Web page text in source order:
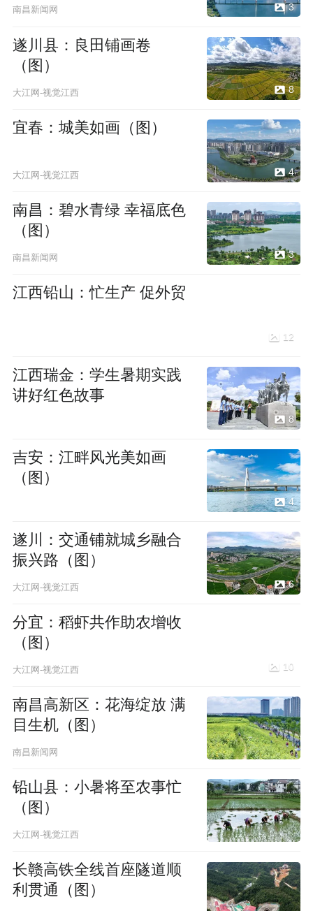
南昌新闻网 3
遂川县：良田铺画卷
（图）
大江网-视觉江西 8
宜春：城美如画（图）
大江网-视觉江西 4
南昌：碧水青绿 幸福底色
（图）
南昌新闻网 3
江西铅山：忙生产 促外贸
12
江西瑞金：学生暑期实践
讲好红色故事
8
吉安：江畔风光美如画
（图）
4
遂川：交通铺就城乡融合
振兴路（图）
大江网-视觉江西 6
分宜：稻虾共作助农增收
（图）
大江网-视觉江西 10
南昌高新区：花海绽放 满
目生机（图）
南昌新闻网 3
铅山县：小暑将至农事忙
（图）
大江网-视觉江西
长赣高铁全线首座隧道顺
利贯通（图）